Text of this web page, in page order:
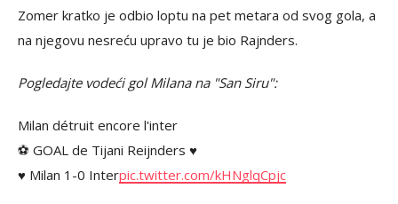
Zomer kratko je odbio loptu na pet metara od svog gola, a
na njegovu nesreću upravo tu je bio Rajnders.
Pogledajte vodeći gol Milana na "San Siru":
Milan détruit encore l'inter
⚽️ GOAL de Tijani Reijnders ♥️
♥️ Milan 1-0 Interpic.twitter.com/kHNglqCpjc